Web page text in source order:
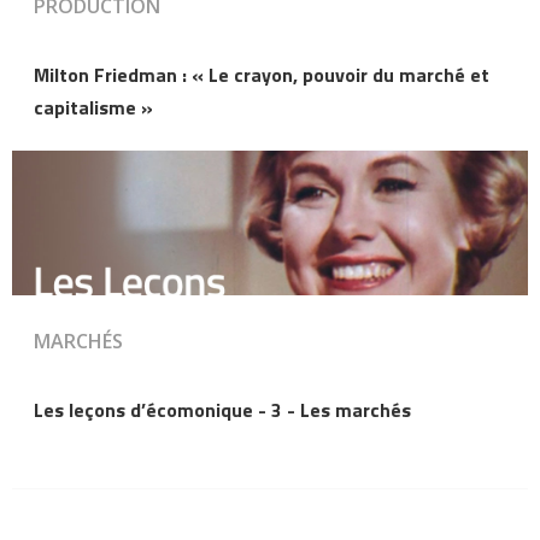
PRODUCTION
Milton Friedman : « Le crayon, pouvoir du marché et
capitalisme »
MARCHÉS
Les leçons d’écomonique - 3 - Les marchés